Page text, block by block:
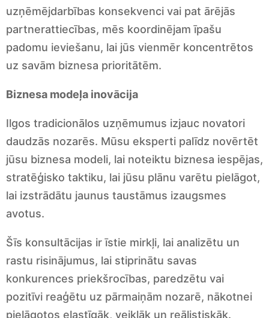
uzņēmējdarbības konsekvenci vai pat ārējās
partnerattiecības, mēs koordinējam īpašu
padomu ieviešanu, lai jūs vienmēr koncentrētos
uz savām biznesa prioritātēm.
Biznesa modeļa inovācija
Ilgos tradicionālos uzņēmumus izjauc novatori
daudzās nozarēs. Mūsu eksperti palīdz novērtēt
jūsu biznesa modeli, lai noteiktu biznesa iespējas,
stratēģisko taktiku, lai jūsu plānu varētu pielāgot,
lai izstrādātu jaunus taustāmus izaugsmes
avotus.
Šīs konsultācijas ir īstie mirkļi, lai analizētu un
rastu risinājumus, lai stiprinātu savas
konkurences priekšrocības, paredzētu vai
pozitīvi reaģētu uz pārmaiņām nozarē, nākotnei
pielāgotos elastīgāk, veiklāk un reālistiskāk.